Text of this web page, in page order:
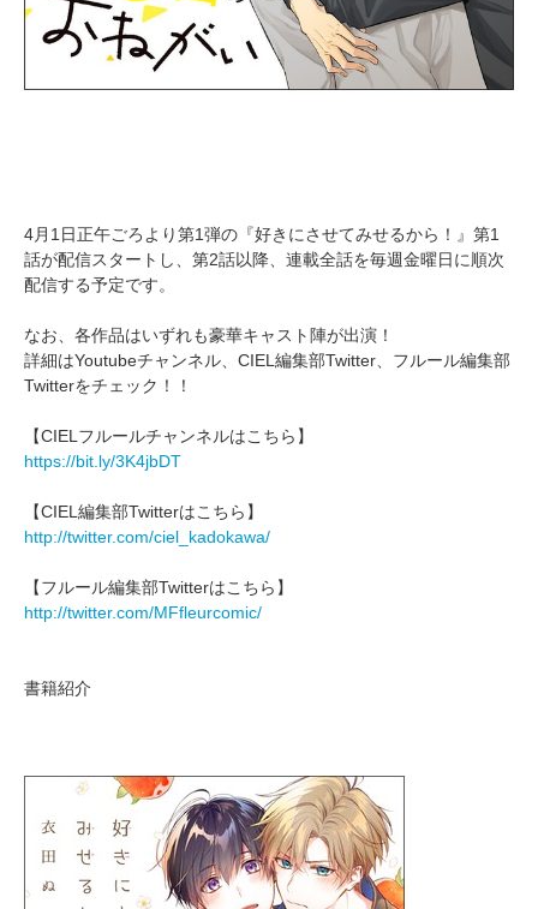
4月1日正午ごろより第1弾の『好きにさせてみせるから！』第1
話が配信スタートし、第2話以降、連載全話を毎週金曜日に順次
配信する予定です。
なお、各作品はいずれも豪華キャスト陣が出演！
詳細はYoutubeチャンネル、CIEL編集部Twitter、フルール編集部
Twitterをチェック！！
【CIELフルールチャンネルはこちら】
https://bit.ly/3K4jbDT
【CIEL編集部Twitterはこちら】
http://twitter.com/ciel_kadokawa/
【フルール編集部Twitterはこちら】
http://twitter.com/MFfleurcomic/
書籍紹介